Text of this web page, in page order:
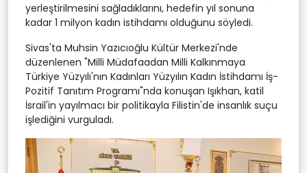
yerleştirilmesini sağladıklarını, hedefin yıl sonuna
kadar 1 milyon kadın istihdamı olduğunu söyledi.
Sivas'ta Muhsin Yazıcıoğlu Kültür Merkezi'nde
düzenlenen "Milli Müdafaadan Milli Kalkınmaya
Türkiye Yüzyılı'nın Kadınları Yüzyılın Kadın İstihdamı İş-
Pozitif Tanıtım Programı"nda konuşan Işıkhan, katil
İsrail'in yayılmacı bir politikayla Filistin'de insanlık suçu
işlediğini vurguladı.